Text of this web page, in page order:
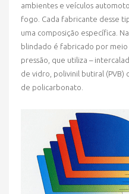
ambientes e veículos
fogo. Cada fabricante desse
uma composição específica.
blindado é fabricado por
pressão, que utiliza –
de vidro, polivinil butiral (PVB)
de policarbonato.